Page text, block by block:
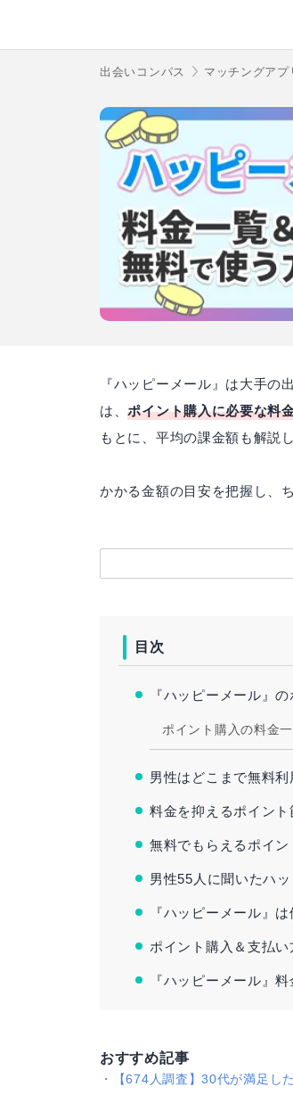
出会いコンパス マッチングアプ
『ハッピーメール』は大手
は、ポイント購入に必要な料
もとに、平均の課金額も解説し
かかる金額の目安を把握し、
目次
『ハッピーメール』
ポイント購入の料金
男性はどこまで無料利
料金を抑えるポイント
無料でもらえるポイ
男性55人に聞いたハ
『ハッピーメール』
ポイント購入＆支払
『ハッピーメール』
おすすめ記事
・ 【674人調査】30代が満足し